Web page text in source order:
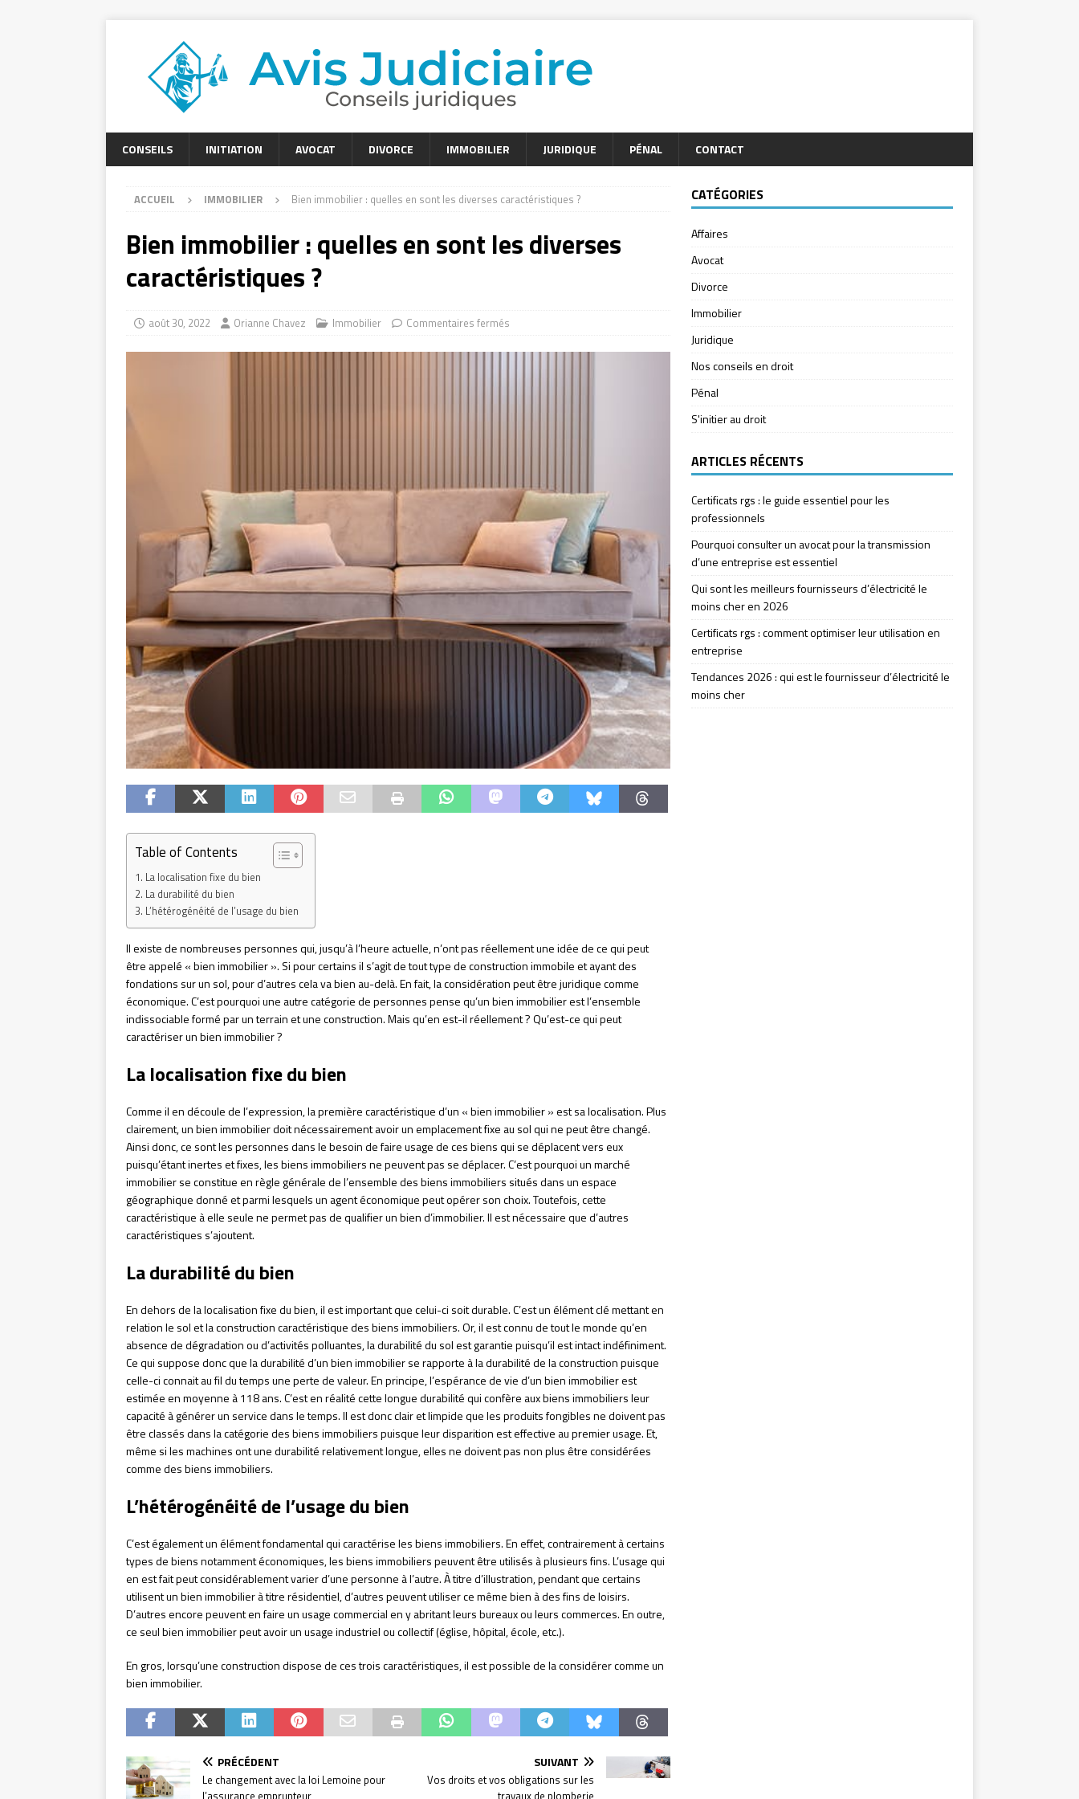
CONSEILS INITIATION AVOCAT DIVORCE IMMOBILIER JURIDIQUE PÉNAL CONTACT
ACCUEIL IMMOBILIER Bien immobilier : quelles en sont les diverses caractéristiques ?
Bien immobilier : quelles en sont les diverses
caractéristiques ?
août 30, 2022 Orianne Chavez Immobilier Commentaires fermés
Table of Contents
La localisation fixe du bien
La durabilité du bien
L’hétérogénéité de l’usage du bien
Il existe de nombreuses personnes qui, jusqu’à l’heure actuelle, n’ont pas réellement une idée de ce qui peut
être appelé « bien immobilier ». Si pour certains il s’agit de tout type de construction immobile et ayant des
fondations sur un sol, pour d’autres cela va bien au-delà. En fait, la considération peut être juridique comme
économique. C’est pourquoi une autre catégorie de personnes pense qu’un bien immobilier est l’ensemble
indissociable formé par un terrain et une construction. Mais qu’en est-il réellement ? Qu’est-ce qui peut
caractériser un bien immobilier ?
La localisation fixe du bien
Comme il en découle de l’expression, la première caractéristique d’un « bien immobilier » est sa localisation. Plus
clairement, un bien immobilier doit nécessairement avoir un emplacement fixe au sol qui ne peut être changé.
Ainsi donc, ce sont les personnes dans le besoin de faire usage de ces biens qui se déplacent vers eux
puisqu’étant inertes et fixes, les biens immobiliers ne peuvent pas se déplacer. C’est pourquoi un marché
immobilier se constitue en règle générale de l’ensemble des biens immobiliers situés dans un espace
géographique donné et parmi lesquels un agent économique peut opérer son choix. Toutefois, cette
caractéristique à elle seule ne permet pas de qualifier un bien d’immobilier. Il est nécessaire que d’autres
caractéristiques s’ajoutent.
La durabilité du bien
En dehors de la localisation fixe du bien, il est important que celui-ci soit durable. C’est un élément clé mettant en
relation le sol et la construction caractéristique des biens immobiliers. Or, il est connu de tout le monde qu’en
absence de dégradation ou d’activités polluantes, la durabilité du sol est garantie puisqu’il est intact indéfiniment.
Ce qui suppose donc que la durabilité d’un bien immobilier se rapporte à la durabilité de la construction puisque
celle-ci connait au fil du temps une perte de valeur. En principe, l’espérance de vie d’un bien immobilier est
estimée en moyenne à 118 ans. C’est en réalité cette longue durabilité qui confère aux biens immobiliers leur
capacité à générer un service dans le temps. Il est donc clair et limpide que les produits fongibles ne doivent pas
être classés dans la catégorie des biens immobiliers puisque leur disparition est effective au premier usage. Et,
même si les machines ont une durabilité relativement longue, elles ne doivent pas non plus être considérées
comme des biens immobiliers.
L’hétérogénéité de l’usage du bien
C’est également un élément fondamental qui caractérise les biens immobiliers. En effet, contrairement à certains
types de biens notamment économiques, les biens immobiliers peuvent être utilisés à plusieurs fins. L’usage qui
en est fait peut considérablement varier d’une personne à l’autre. À titre d’illustration, pendant que certains
utilisent un bien immobilier à titre résidentiel, d’autres peuvent utiliser ce même bien à des fins de loisirs.
D’autres encore peuvent en faire un usage commercial en y abritant leurs bureaux ou leurs commerces. En outre,
ce seul bien immobilier peut avoir un usage industriel ou collectif (église, hôpital, école, etc.).
En gros, lorsqu’une construction dispose de ces trois caractéristiques, il est possible de la considérer comme un
bien immobilier.
PRÉCÉDENT
Le changement avec la loi Lemoine pour
SUIVANT
Vos droits et vos obligations sur les
CATÉGORIES
Affaires
Avocat
Divorce
Immobilier
Juridique
Nos conseils en droit
Pénal
S'initier au droit
ARTICLES RÉCENTS
Certificats rgs : le guide essentiel pour les
professionnels
Pourquoi consulter un avocat pour la transmission
d’une entreprise est essentiel
Qui sont les meilleurs fournisseurs d’électricité le
moins cher en 2026
Certificats rgs : comment optimiser leur utilisation en
entreprise
Tendances 2026 : qui est le fournisseur d’électricité le
moins cher